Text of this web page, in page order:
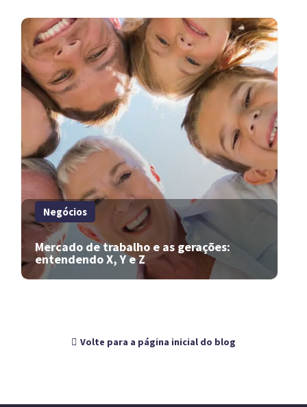
Negócios
Mercado de trabalho e as gerações:
entendendo X, Y e Z
Volte para a página inicial do blog